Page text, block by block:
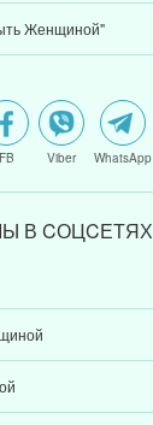
Женщиной"
FB Viber WhatsApp
В CОЦCЕТЯХ